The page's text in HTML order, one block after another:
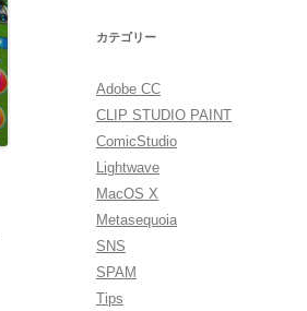
カテゴリー
Adobe CC
CLIP STUDIO PAINT
ComicStudio
Lightwave
MacOS X
Metasequoia
SNS
SPAM
Tips